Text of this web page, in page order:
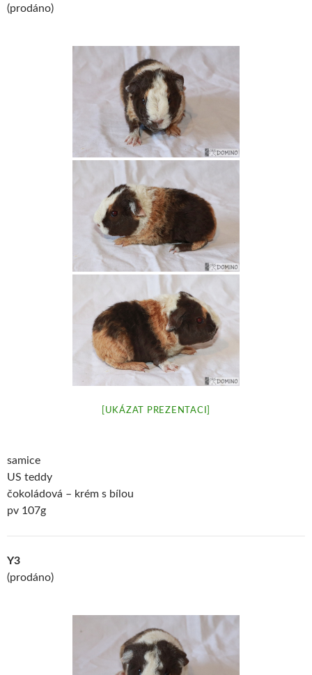
(prodáno)
[UKÁZAT PREZENTACI]
samice
US teddy
čokoládová – krém s bílou
pv 107g
Y3
(prodáno)